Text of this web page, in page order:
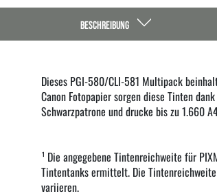
BESCHREIBUNG
Dieses PGI-580/CLI-581 Multipack
Canon Fotopapier sorgen diese Tinten
Schwarzpatrone und drucke bis zu 1.660
¹ Die angegebene Tintenreichweite für
Tintentanks ermittelt. Die
variieren.